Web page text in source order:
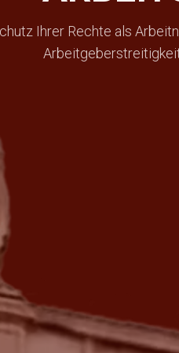
Ihrer Rechte als